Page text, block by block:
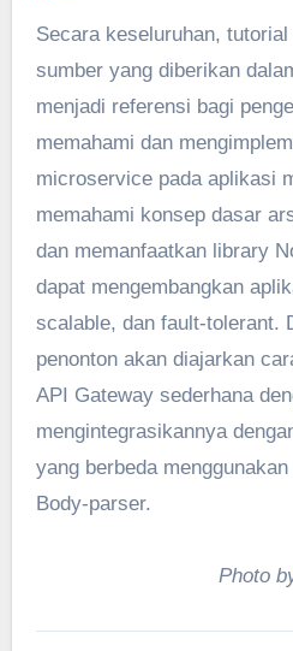
Secara keseluruhan,
sumber yang diberikan
menjadi referensi bagi
memahami dan
microservice pada aplikasi
memahami konsep dasar
dan memanfaatkan library
dapat mengembangkan
scalable, dan fault-tolerant.
penonton akan diajarkan
API Gateway sederhana
mengintegrasikannya
yang berbeda
Body-parser.
Photo